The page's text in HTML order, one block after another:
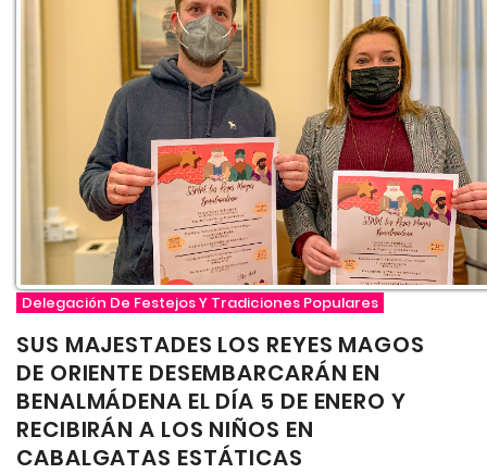
Delegación De Festejos Y Tradiciones Populares
SUS MAJESTADES LOS REYES MAGOS
DE ORIENTE DESEMBARCARÁN EN
BENALMÁDENA EL DÍA 5 DE ENERO Y
RECIBIRÁN A LOS NIÑOS EN
CABALGATAS ESTÁTICAS